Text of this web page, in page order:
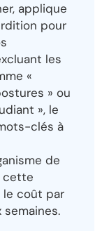
applique
pour
les
«
» ou
», le
clés à
de
cette
le coût par